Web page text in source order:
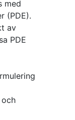
med
(PDE).
av
PDE